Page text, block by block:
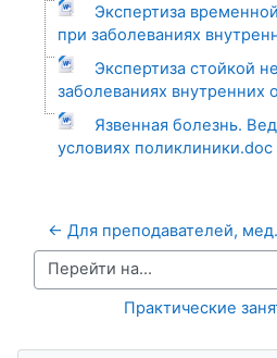
Экспертиза
при заболеваниях
Экспертиза стойкой
заболеваниях внутренних
Язвенная болезнь.
условиях поликлиники.doc
← Для преподавателей,
Перейти на...
Практические